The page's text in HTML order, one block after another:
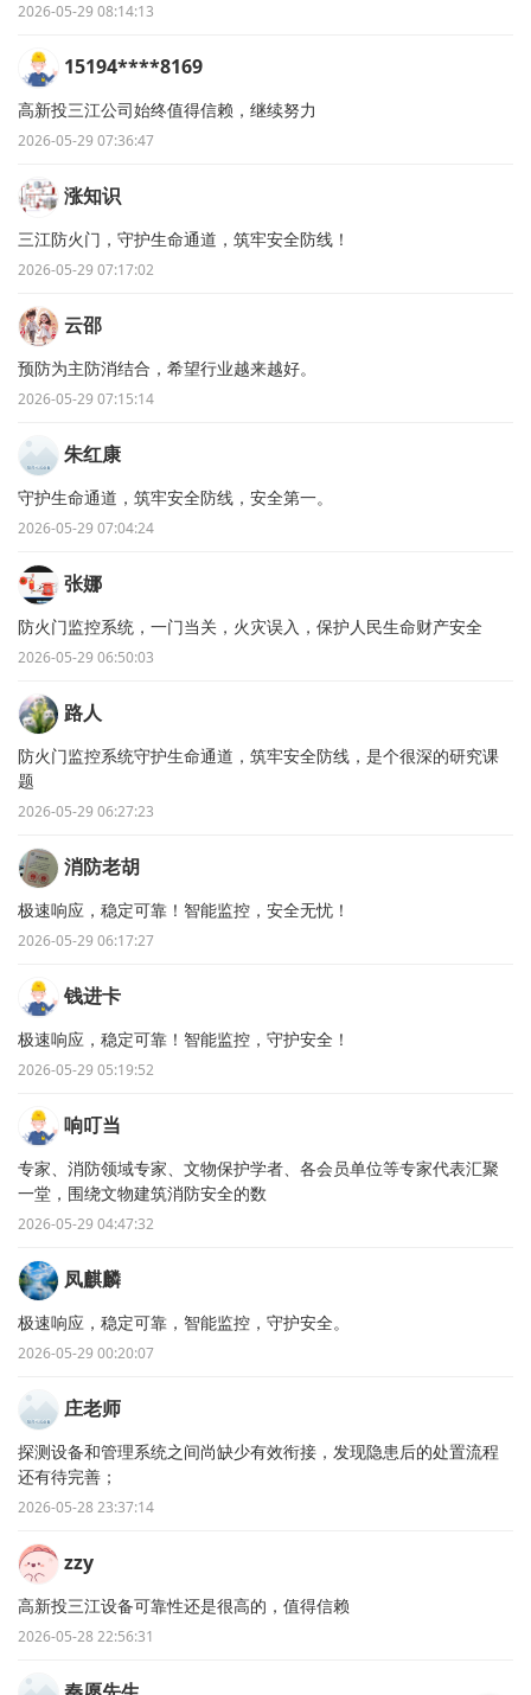
2026-05-29 08:14:13
15194****8169
高新投三江公司始终值得信赖，继续努力
2026-05-29 07:36:47
涨知识
三江防火门，守护生命通道，筑牢安全防线！
2026-05-29 07:17:02
云邵
预防为主防消结合，希望行业越来越好。
2026-05-29 07:15:14
朱红康
守护生命通道，筑牢安全防线，安全第一。
2026-05-29 07:04:24
张娜
防火门监控系统，一门当关，火灾误入，保护人民生命财产安全
2026-05-29 06:50:03
路人
防火门监控系统守护生命通道，筑牢安全防线，是个很深的研究课
题
2026-05-29 06:27:23
消防老胡
极速响应，稳定可靠！智能监控，安全无忧！
2026-05-29 06:17:27
钱进卡
极速响应，稳定可靠！智能监控，守护安全！
2026-05-29 05:19:52
响叮当
专家、消防领域专家、文物保护学者、各会员单位等专家代表汇聚
一堂，围绕文物建筑消防安全的数
2026-05-29 04:47:32
凤麒麟
极速响应，稳定可靠，智能监控，守护安全。
2026-05-29 00:20:07
庄老师
探测设备和管理系统之间尚缺少有效衔接，发现隐患后的处置流程
还有待完善；
2026-05-28 23:37:14
zzy
高新投三江设备可靠性还是很高的，值得信赖
2026-05-28 22:56:31